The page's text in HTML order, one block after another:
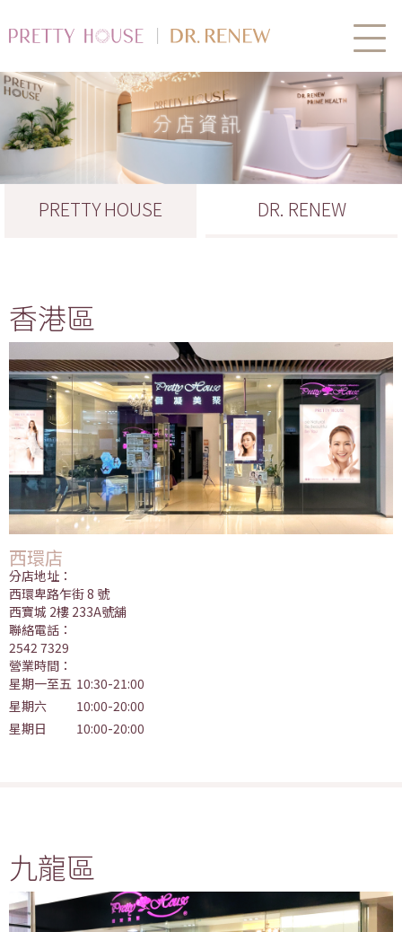
PRETTY HOUSE DR. RENEW
香港區
西環店
分店地址：
西環卑路乍街 8 號
西寶城 2樓 233A號舖
聯絡電話：
2542 7329
營業時間：
星期一至五 10:30-21:00
星期六
10:00-20:00
星期日
10:00-20:00
九龍區